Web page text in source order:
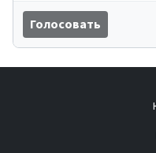
Голосовать